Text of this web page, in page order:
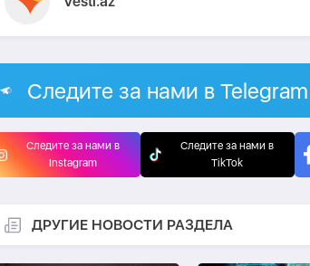
Следите за нами в Telegram
Следите за нами в
Instagram
Следите за нами в
TikTok
ДРУГИЕ НОВОСТИ РАЗДЕЛА